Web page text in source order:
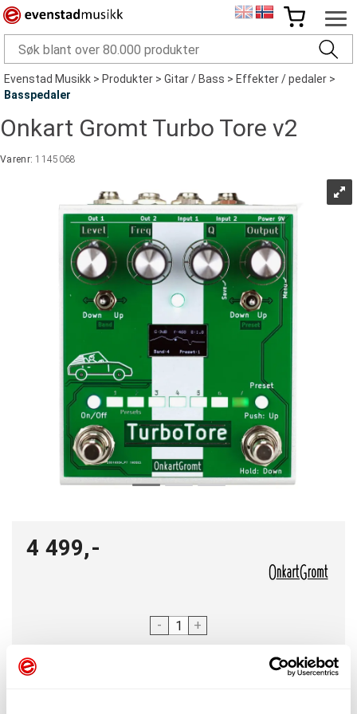
Evenstad Musikk>Produkter>Gitar / Bass>Effekter / pedaler>
Basspedaler
Onkart Gromt Turbo Tore v2
Varenr:1145068
4 499,-
- +